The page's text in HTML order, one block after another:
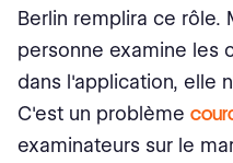
Berlin remplira ce rôle.
personne examine les
dans l'application, elle
C'est un problème
examinateurs sur le